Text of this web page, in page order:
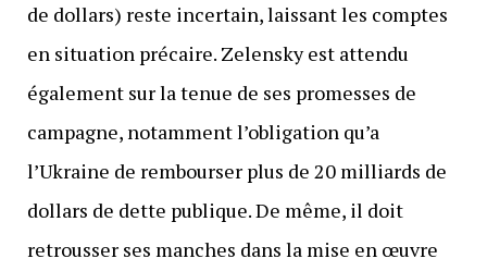
de dollars) reste incertain, laissant les comptes
en situation précaire. Zelensky est attendu
également sur la tenue de ses promesses de
campagne, notamment l’obligation qu’a
l’Ukraine de rembourser plus de 20 milliards de
dollars de dette publique. De même, il doit
retrousser ses manches dans la mise en œuvre